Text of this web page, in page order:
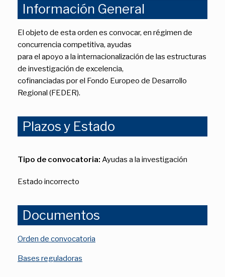
Información General
El objeto de esta orden es convocar, en régimen de
concurrencia competitiva, ayudas
para el apoyo a la internacionalización de las estructuras
de investigación de excelencia,
cofinanciadas por el Fondo Europeo de Desarrollo
Regional (FEDER).
Plazos y Estado
Tipo de convocatoria: Ayudas a la investigación
Estado incorrecto
Documentos
Orden de convocatoria
Bases reguladoras